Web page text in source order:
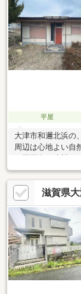
復、塗装済◎再建
模・同用途・同
取り表記（Ｓは納
平屋
大津市和邇北浜の
周辺は心地よい自
ます。陽当りも良
の方にぜひご覧い
域内にございます
等の諸条件含む）
の価格情報や物
相談ください。詳
村までお気軽にお
滋賀県